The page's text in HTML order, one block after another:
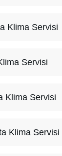
Klima Servisi
Servisi
Klima Servisi
Klima Servisi